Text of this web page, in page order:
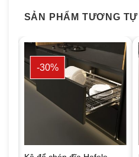
SẢN PHẨM TƯƠNG TỰ
-30%